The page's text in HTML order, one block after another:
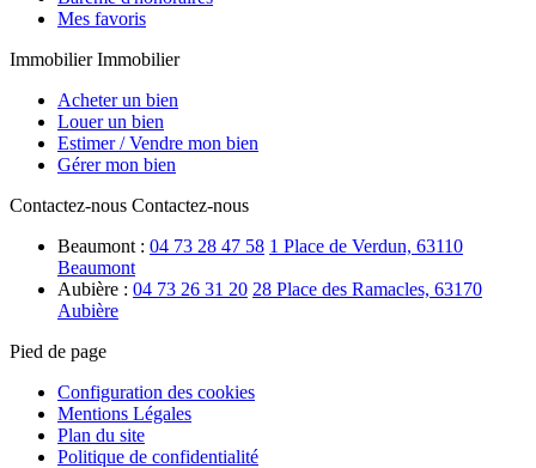
Mes favoris
Immobilier Immobilier
Acheter un bien
Louer un bien
Estimer / Vendre mon bien
Gérer mon bien
Contactez-nous Contactez-nous
Beaumont : 04 73 28 47 58 1 Place de Verdun, 63110
Beaumont
Aubière : 04 73 26 31 20 28 Place des Ramacles, 63170
Aubière
Pied de page
Configuration des cookies
Mentions Légales
Plan du site
Politique de confidentialité